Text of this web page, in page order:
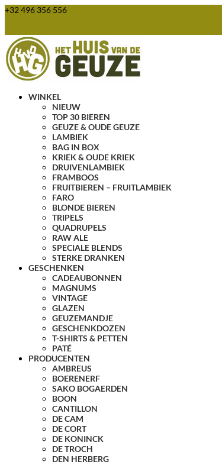
+32 496 356 556
WINKEL
NIEUW
TOP 30 BIEREN
GEUZE & OUDE GEUZE
LAMBIEK
BAG IN BOX
KRIEK & OUDE KRIEK
DRUIVENLAMBIEK
FRAMBOOS
FRUITBIEREN – FRUITLAMBIEK
FARO
BLONDE BIEREN
TRIPELS
QUADRUPELS
RAW ALE
SPECIALE BLENDS
STERKE DRANKEN
GESCHENKEN
CADEAUBONNEN
MAGNUMS
VINTAGE
GLAZEN
GEUZEMANDJE
GESCHENKDOZEN
T-SHIRTS & PETTEN
PATÉ
PRODUCENTEN
AMBREUS
BOERENERF
SAKO BOGAERDEN
BOON
CANTILLON
DE CAM
DE CORT
DE KONINCK
DE TROCH
DEN HERBERG